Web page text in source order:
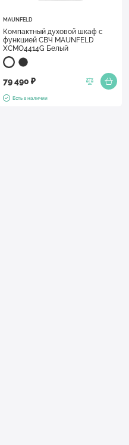
MAUNFELD
Компактный духовой шкаф с
функцией СВЧ MAUNFELD
XCMO4414G Белый
79 490 ₽
Есть в наличии